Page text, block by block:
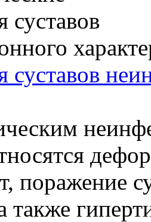
суставов
поражение
также